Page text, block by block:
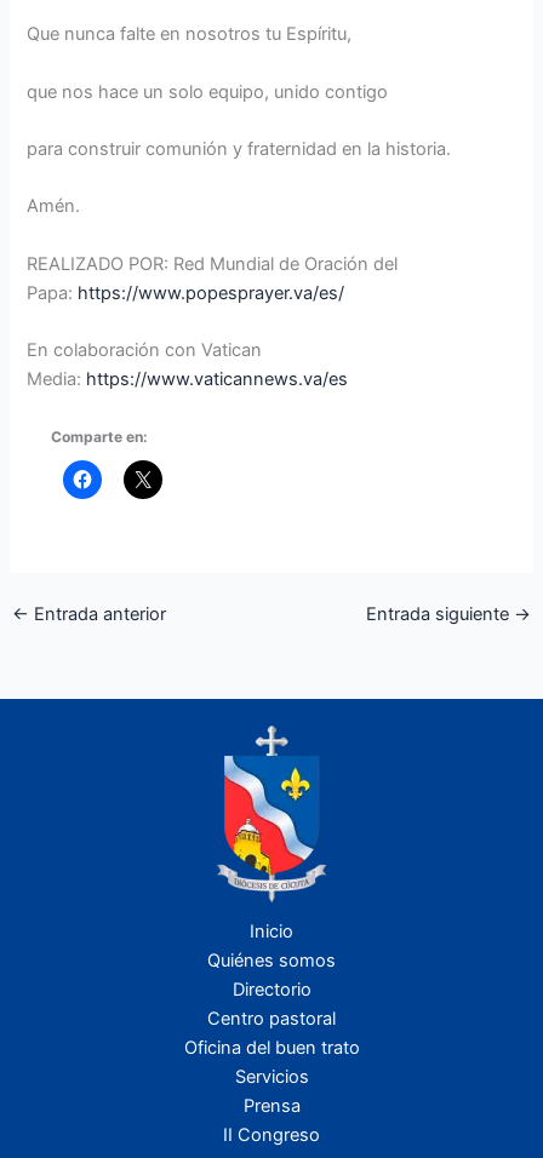
Que nunca falte en nosotros tu Espíritu,
que nos hace un solo equipo, unido contigo
para construir comunión y fraternidad en la historia.
Amén.
REALIZADO POR: Red Mundial de Oración del
Papa: https://www.popesprayer.va/es/
En colaboración con Vatican
Media: https://www.vaticannews.va/es
Comparte en:
← Entrada anterior Entrada siguiente →
Inicio
Quiénes somos
Directorio
Centro pastoral
Oficina del buen trato
Servicios
Prensa
II Congreso